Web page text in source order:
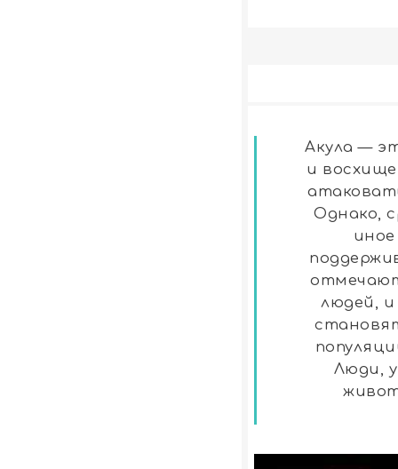
Акула —
и
Однако,
людей, и
Люди,